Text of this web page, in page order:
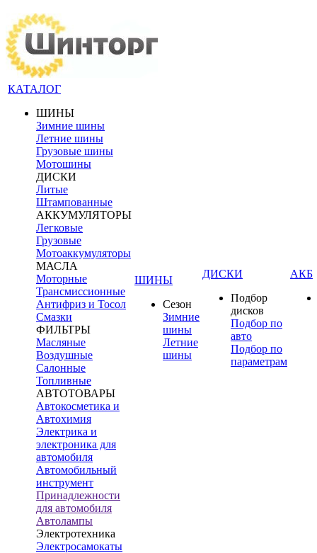
КАТАЛОГ
ШИНЫ
Зимние шины
Летние шины
Грузовые шины
Мотошины
ДИСКИ
Литые
Штампованные
АККУМУЛЯТОРЫ
Легковые
Грузовые
Мотоаккумуляторы
МАСЛА
Моторные
Трансмиссионные
Антифриз и Тосол
Смазки
ФИЛЬТРЫ
Масляные
Воздушные
Салонные
Топливные
АВТОТОВАРЫ
Автокосметика и
Автохимия
Электрика и
электроника для
автомобиля
Автомобильный
инструмент
Принадлежности
для автомобиля
Автолампы
Электротехника
Электросамокаты
ШИНЫ
Сезон
Зимние
шины
Летние
шины
ДИСКИ
Подбор
дисков
Подбор по
авто
Подбор по
параметрам
АКБ